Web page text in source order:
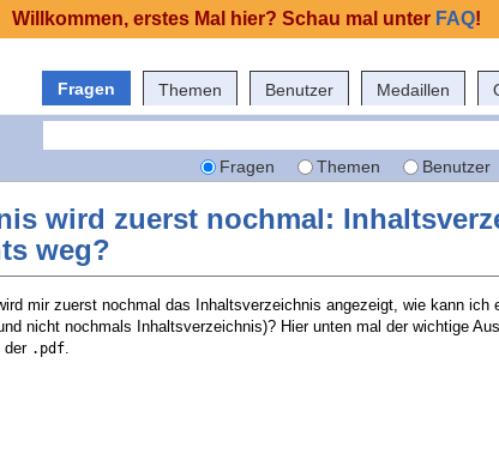
Fragen Themen Benutzer Medaillen
Fragen Themen Benutzer
wird zuerst nochmal:
weg?
mir zuerst nochmal das Inhaltsverzeichnis angezeigt, wie kann ich
nicht nochmals Inhaltsverzeichnis)? Hier unten mal der wichtige
der .pdf.
Willkommen, erstes Mal hier? Schau mal unter FAQ!